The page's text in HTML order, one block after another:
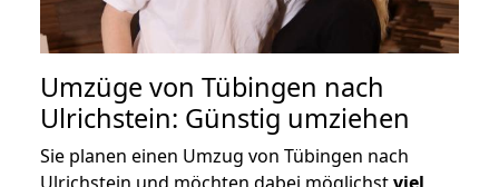
Umzüge von Tübingen nach
Ulrichstein: Günstig umziehen
Sie planen einen Umzug von Tübingen nach